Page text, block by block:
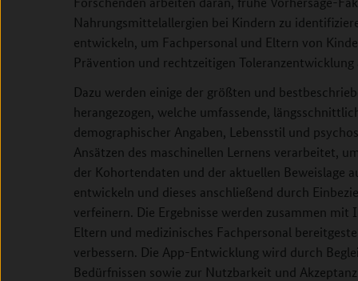
Nahrungsmittelallergien bei Kindern zu
entwickeln, um Fachpersonal und Eltern von
Prävention und rechtzeitigen Toleranzentwicklung
Dazu werden einige der größten und
herangezogen, welche umfassende,
demographischer Angaben, Lebensstil und
Ansätzen des maschinellen Lernens verarbeitet,
der Kohortendaten und der aktuellen Beweislage
entwickeln und dieses anschließend durch
verfeinern. Die Ergebnisse werden zusammen
Eltern und medizinisches Fachpersonal
verbessern. Die App-Entwicklung wird durch
Bedürfnissen sowie zur Nutzbarkeit und